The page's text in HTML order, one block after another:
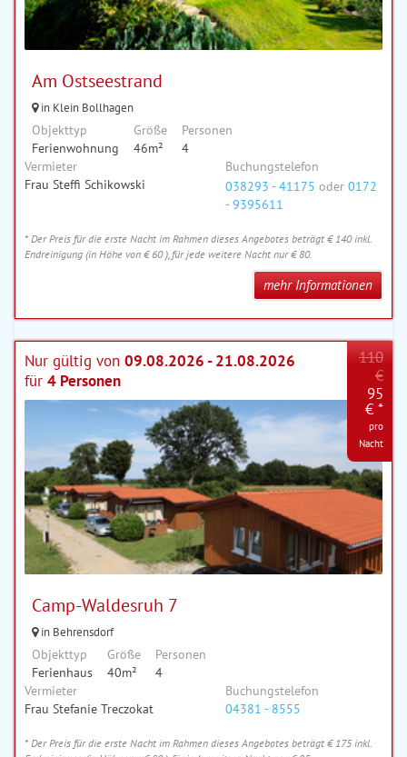
Am Ostseestrand
in Klein Bollhagen
Objekttyp
Ferienwohnung
Größe
46m²
Personen
4
Vermieter
Frau Steffi Schikowski
Buchungstelefon
038293 - 41175 oder 0172
- 9395611
* Der Preis für die erste Nacht im Rahmen dieses Angebotes beträgt € 140 inkl.
Endreinigung (in Höhe von € 60 ), für jede weitere Nacht nur € 80.
mehr Informationen
Nur gültig von 09.08.2026 - 21.08.2026
für 4 Personen
Camp-Waldesruh 7
in Behrensdorf
Objekttyp
Ferienhaus
Größe
40m²
Personen
4
110
€
95
€ *
pro
Nacht
Vermieter
Frau Stefanie Treczokat
Buchungstelefon
04381 - 8555
* Der Preis für die erste Nacht im Rahmen dieses Angebotes beträgt € 175 inkl.